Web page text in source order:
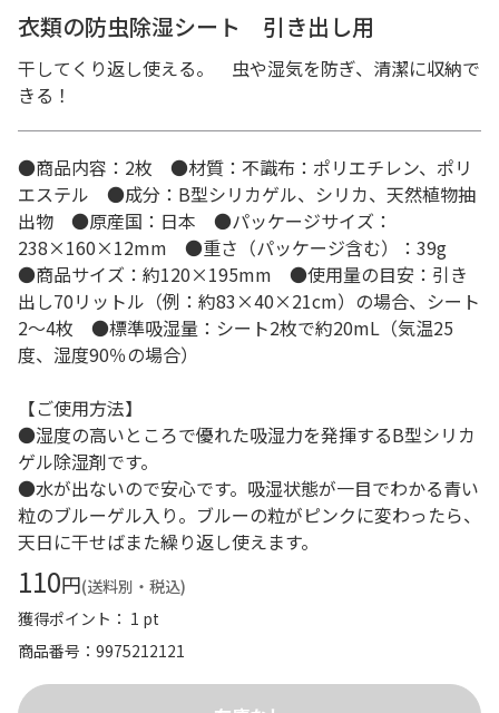
衣類の防虫除湿シート 引き出し用
干してくり返し使える。 虫や湿気を防ぎ、清潔に収納で
きる！
●商品内容：2枚 ●材質：不識布：ポリエチレン、ポリ
エステル ●成分：B型シリカゲル、シリカ、天然植物抽
出物 ●原産国：日本 ●パッケージサイズ：
238×160×12mm ●重さ（パッケージ含む）：39g
●商品サイズ：約120×195mm ●使用量の目安：引き
出し70リットル（例：約83×40×21cm）の場合、シート
2～4枚 ●標準吸湿量：シート2枚で約20mL（気温25
度、湿度90％の場合）
【ご使用方法】
●湿度の高いところで優れた吸湿力を発揮するB型シリカ
ゲル除湿剤です。
●水が出ないので安心です。吸湿状態が一目でわかる青い
粒のブルーゲル入り。ブルーの粒がピンクに変わったら、
天日に干せばまた繰り返し使えます。
110円(送料別・税込)
獲得ポイント： 1 pt
商品番号
9975212121